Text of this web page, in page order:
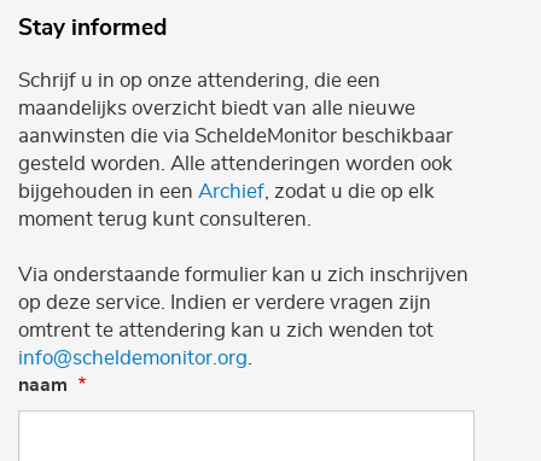
Stay informed
Schrijf u in op onze attendering, die een
maandelijks overzicht biedt van alle nieuwe
aanwinsten die via ScheldeMonitor beschikbaar
gesteld worden. Alle attenderingen worden ook
bijgehouden in een Archief , zodat u die op elk
moment terug kunt consulteren.
Via onderstaande formulier kan u zich inschrijven
op deze service. Indien er verdere vragen zijn
omtrent te attendering kan u zich wenden tot
info@scheldemonitor.org
naam